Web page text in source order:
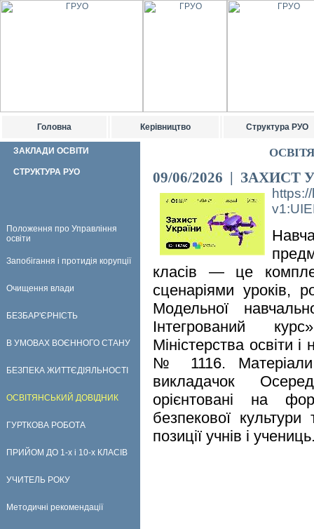
Головна Керівництво Структура РУО
ЗАКЛАДИ ОСВІТИ
СТРУКТУРА РУО
Положення про Управління
освіти
Запобігання і протидія корупції
Очищення влади
БЕЗБАР'ЄРНІСТЬ
В УМОВАХ ВОЄННОГО СТАНУ
БЕЗПЕКА ЖИТТЄДІЯЛЬНОСТІ
ОСВІТЯНСЬКИЙ ДОВІДНИК
ГУРТКОВА РОБОТА
ПРИЙОМ ДО 1-х і 10-х КЛАСІВ
УЧИТЕЛЬ РОКУ
Методичні рекомендації
09/06/2026 | ЗАХИСТ
класів — це
сценаріями уроків,
Модельної
Інтегрований
Міністерства освіти
№ 1116. Матеріали
викладачок
орієнтовані на
безпекової культури
позиції учнів і